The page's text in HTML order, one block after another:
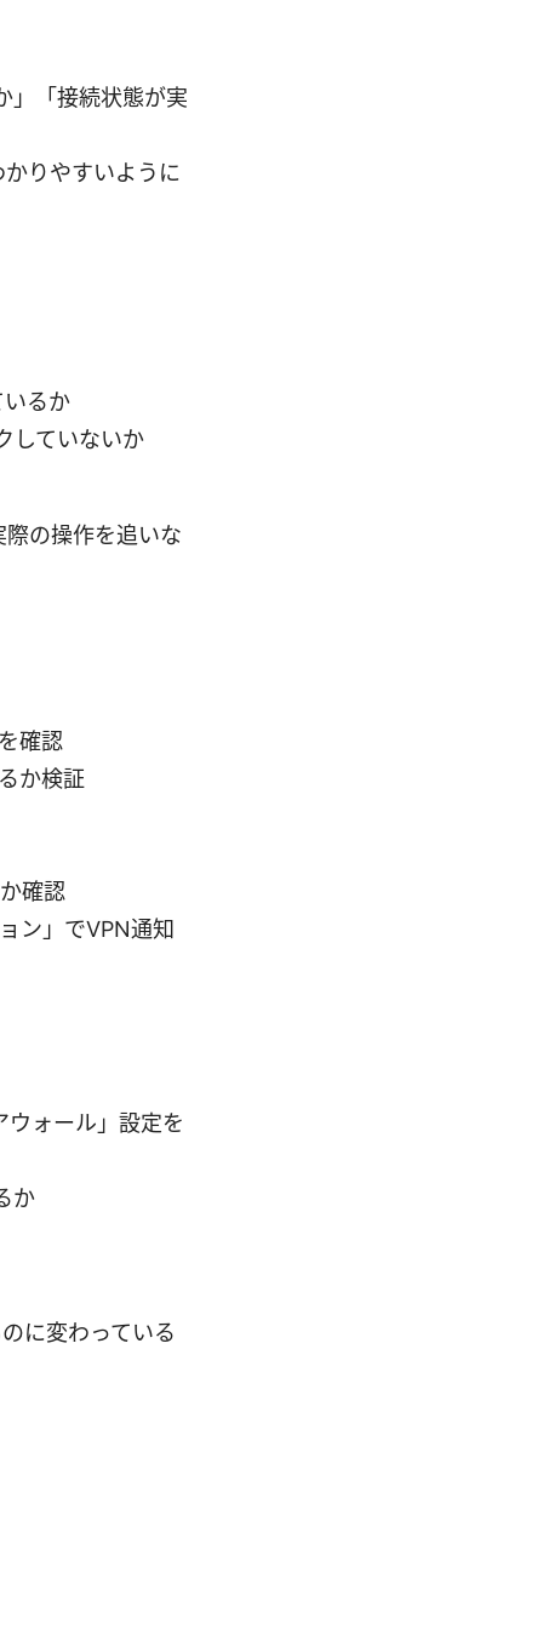
」「接続状態が実
りやすいように
るか
していないか
の操作を追いな
確認
か検証
確認
ン」でVPN通知
ォール」設定を
か
に変わっている